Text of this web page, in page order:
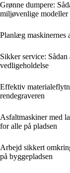
Grønne dumpere:
miljøvenlige modeller
Planlæg maskinernes
Sikker service:
vedligeholdelse
Effektiv
rendegraveren
Asfaltmaskiner med
for alle på pladsen
Arbejd sikkert
på byggepladsen